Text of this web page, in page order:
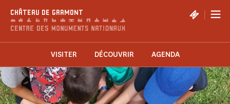
CHÂTEAU DE GRAMONT |
VISITER DÉCOUVRIR AGENDA